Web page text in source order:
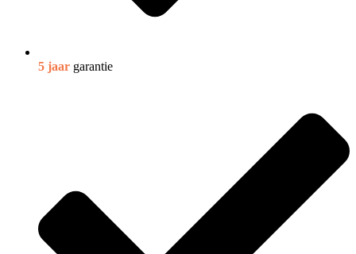
5 jaar garantie